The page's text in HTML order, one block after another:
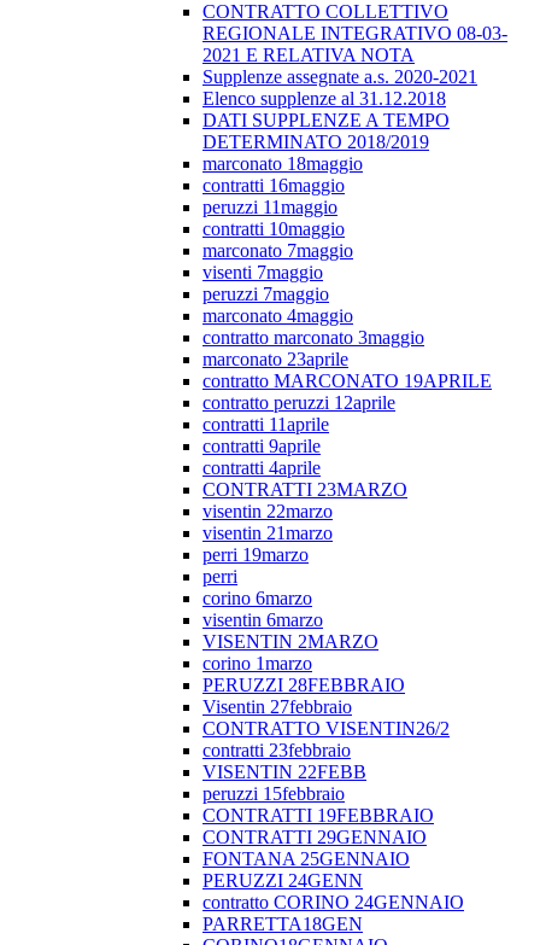
CONTRATTO COLLETTIVO
REGIONALE INTEGRATIVO 08-03-
2021 E RELATIVA NOTA
Supplenze assegnate a.s. 2020-2021
Elenco supplenze al 31.12.2018
DATI SUPPLENZE A TEMPO
DETERMINATO 2018/2019
marconato 18maggio
contratti 16maggio
peruzzi 11maggio
contratti 10maggio
marconato 7maggio
visenti 7maggio
peruzzi 7maggio
marconato 4maggio
contratto marconato 3maggio
marconato 23aprile
contratto MARCONATO 19APRILE
contratto peruzzi 12aprile
contratti 11aprile
contratti 9aprile
contratti 4aprile
CONTRATTI 23MARZO
visentin 22marzo
visentin 21marzo
perri 19marzo
perri
corino 6marzo
visentin 6marzo
VISENTIN 2MARZO
corino 1marzo
PERUZZI 28FEBBRAIO
Visentin 27febbraio
CONTRATTO VISENTIN26/2
contratti 23febbraio
VISENTIN 22FEBB
peruzzi 15febbraio
CONTRATTI 19FEBBRAIO
CONTRATTI 29GENNAIO
FONTANA 25GENNAIO
PERUZZI 24GENN
contratto CORINO 24GENNAIO
PARRETTA18GEN